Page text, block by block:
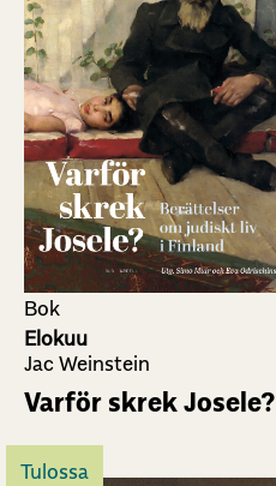
Bok
Elokuu
Jac Weinstein
Varför skrek Josele?
Tulossa